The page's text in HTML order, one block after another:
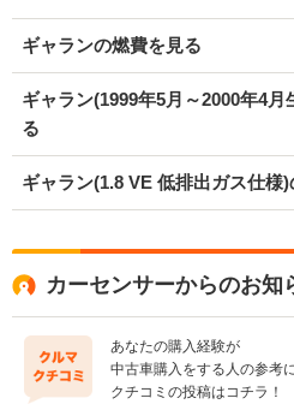
ギャランの燃費を見る
ギャラン(1999年5月～2000年4
る
ギャラン(1.8 VE 低排出ガス仕様
カーセンサーからのお知
あなたの購入経験が
中古車購入をする人の参考
クチコミの投稿はコチラ！